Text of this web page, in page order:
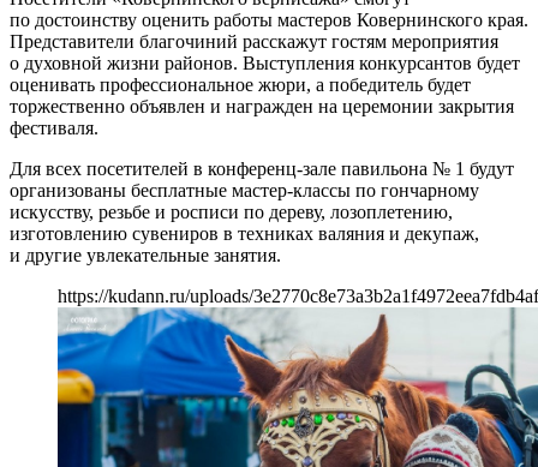
по достоинству оценить работы мастеров Ковернинского края.
Представители благочиний расскажут гостям мероприятия
о духовной жизни районов. Выступления конкурсантов будет
оценивать профессиональное жюри, а победитель будет
торжественно объявлен и награжден на церемонии закрытия
фестиваля.
Для всех посетителей в конференц-зале павильона № 1 будут
организованы бесплатные мастер-классы по гончарному
искусству, резьбе и росписи по дереву, лозоплетению,
изготовлению сувениров в техниках валяния и декупаж,
и другие увлекательные занятия.
https://kudann.ru/uploads/